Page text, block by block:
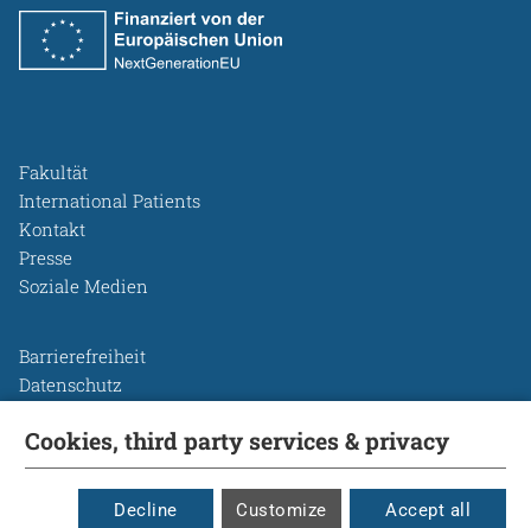
Fakultät
International Patients
Kontakt
Presse
Soziale Medien
Barrierefreiheit
Datenschutz
Leichte Sprache
Rechtsgrundlagen
Cookie Einstellungen
Cookies, third party services & privacy
Decline Customize Accept all